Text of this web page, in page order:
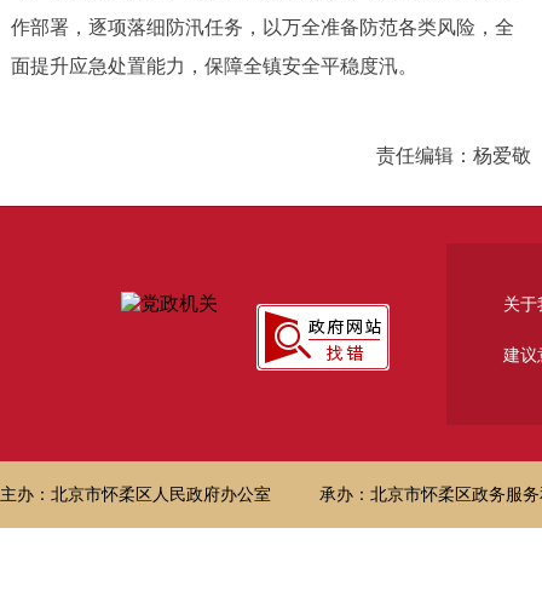
作部署，逐项落细防汛任务，以万全准备防范各类风险，全
面提升应急处置能力，保障全镇安全平稳度汛。
责任编辑：杨爱敬
关于
建议
主办：北京市怀柔区人民政府办公室 承办：北京市怀柔区政务服